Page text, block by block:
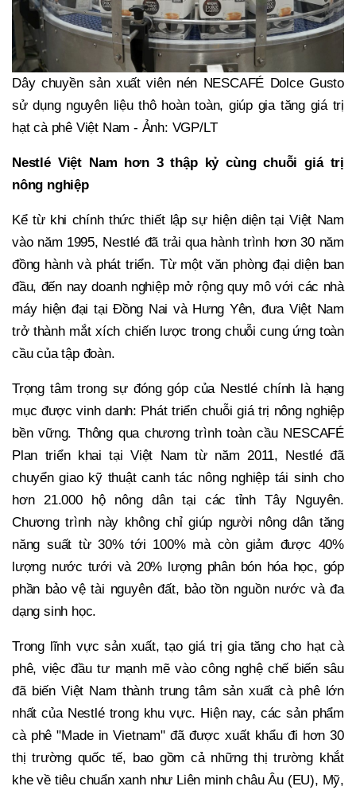
Dây chuyền sản xuất viên nén NESCAFÉ Dolce Gusto
sử dụng nguyên liệu thô hoàn toàn, giúp gia tăng giá trị
hạt cà phê Việt Nam - Ảnh: VGP/LT
Nestlé Việt Nam hơn 3 thập kỷ cùng chuỗi giá trị
nông nghiệp
Kể từ khi chính thức thiết lập sự hiện diện tại Việt Nam
vào năm 1995, Nestlé đã trải qua hành trình hơn 30 năm
đồng hành và phát triển. Từ một văn phòng đại diện ban
đầu, đến nay doanh nghiệp mở rộng quy mô với các nhà
máy hiện đại tại Đồng Nai và Hưng Yên, đưa Việt Nam
trở thành mắt xích chiến lược trong chuỗi cung ứng toàn
cầu của tập đoàn.
Trọng tâm trong sự đóng góp của Nestlé chính là hạng
mục được vinh danh: Phát triển chuỗi giá trị nông nghiệp
bền vững. Thông qua chương trình toàn cầu NESCAFÉ
Plan triển khai tại Việt Nam từ năm 2011, Nestlé đã
chuyển giao kỹ thuật canh tác nông nghiệp tái sinh cho
hơn 21.000 hộ nông dân tại các tỉnh Tây Nguyên.
Chương trình này không chỉ giúp người nông dân tăng
năng suất từ 30% tới 100% mà còn giảm được 40%
lượng nước tưới và 20% lượng phân bón hóa học, góp
phần bảo vệ tài nguyên đất, bảo tồn nguồn nước và đa
dạng sinh học.
Trong lĩnh vực sản xuất, tạo giá trị gia tăng cho hạt cà
phê, việc đầu tư mạnh mẽ vào công nghệ chế biến sâu
đã biến Việt Nam thành trung tâm sản xuất cà phê lớn
nhất của Nestlé trong khu vực. Hiện nay, các sản phẩm
cà phê "Made in Vietnam" đã được xuất khẩu đi hơn 30
thị trường quốc tế, bao gồm cả những thị trường khắt
khe về tiêu chuẩn xanh như Liên minh châu Âu (EU), Mỹ,